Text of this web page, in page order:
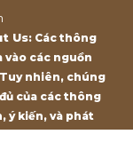
Us: Các thông
vào các nguồn
nhiên, chúng
của các thông
ý kiến, và phát